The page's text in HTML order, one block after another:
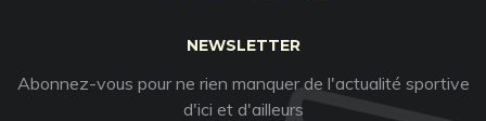
NEWSLETTER
Abonnez-vous pour ne rien manquer de l'actualité sportive
d'ici et d'ailleurs